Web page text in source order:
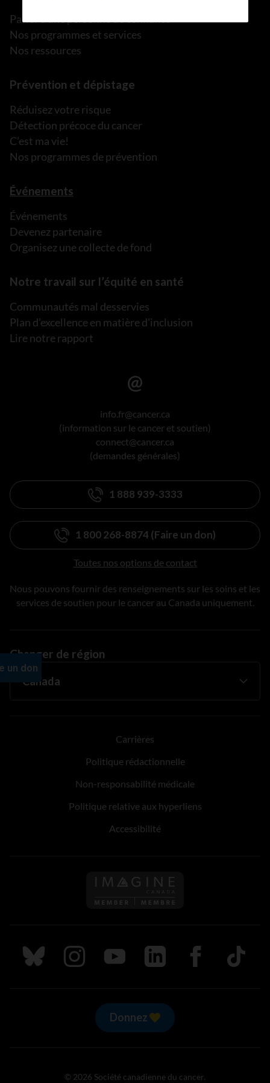
Parler à une personne de confiance
Nos programmes et services
Nos ressources
Prévention et dépistage
Réduisez votre risque
Détection précoce du cancer
C’est ma vie!
Nos programmes de prévention
Événements
Événements
Devenez partenaire
Organisez une collecte de fond
Notre travail sur l’équité en santé
Communautés mal desservies
Plan d’excellence en matière d’inclusion
Lire notre rapport
info.fr@cancer.ca
(information sur le cancer et soutien)
connect@cancer.ca
(demandes générales)
1 888 939-3333
1 800 268-8874 (Faire un don)
Toutes nos options de contact
Nous pouvons fournir des renseignements sur les soins et les
services de soutien pour le cancer au Canada uniquement.
Changer de région
Carrières
Politique rédactionnelle
Non-responsabilité médicale
Politique relative aux hyperliens
Accessibilité
Suivez nous sur Bluesky
Suivez nous sur Instagram
Suivez nous sur Youtube
Suivez nous sur LinkedIn
Suivez nous sur
TikTok
Donnez
© 2026 Société canadienne du cancer.